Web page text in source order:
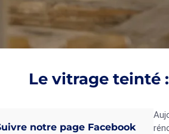
Le vitrage teinté
notre page Facebook